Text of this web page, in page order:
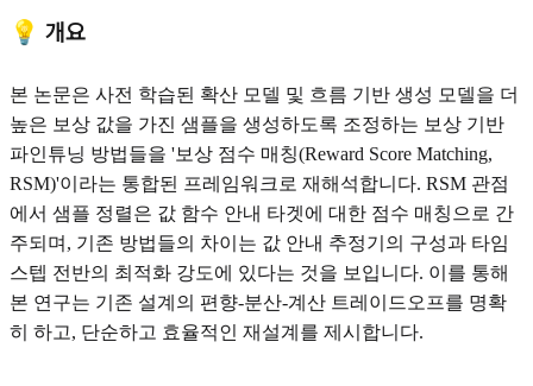
💡 개요
본 논문은 사전 학습된 확산 모델 및 흐름 기반 생성 모델을 더
높은 보상 값을 가진 샘플을 생성하도록 조정하는 보상 기반
파인튜닝 방법들을 '보상 점수 매칭(Reward Score Matching,
RSM)'이라는 통합된 프레임워크로 재해석합니다. RSM 관점
에서 샘플 정렬은 값 함수 안내 타겟에 대한 점수 매칭으로 간
주되며, 기존 방법들의 차이는 값 안내 추정기의 구성과 타임
스텝 전반의 최적화 강도에 있다는 것을 보입니다. 이를 통해
본 연구는 기존 설계의 편향-분산-계산 트레이드오프를 명확
히 하고, 단순하고 효율적인 재설계를 제시합니다.